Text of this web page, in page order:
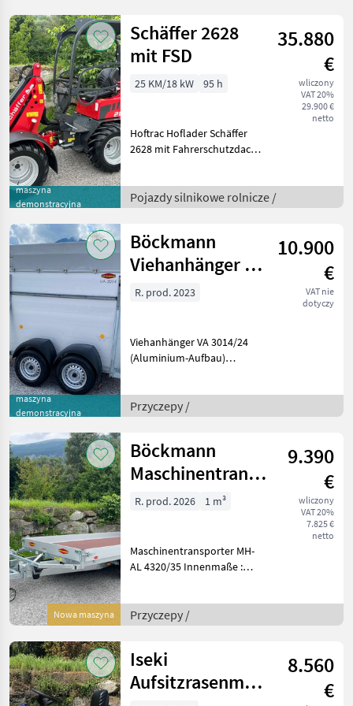
maszyna
demonstracyjna
Schäffer 2628
mit FSD
35.880
€
wliczony
VAT 20%
29.900 €
netto
25 KM/18 kW 95 h
Hoftrac Hoflader Schäffer
2628 mit Fahrerschutzdach
25 PS + Heckgewicht
Endplatte + Zulässige
Pojazdy silnikowe rolnicze /
maszyna
demonstracyjna
Böckmann
Viehanhänger VA
3014/24 2400kg
10.900
€
VAT nie
dotyczy
R. prod. 2023
Viehanhänger VA 3014/24
(Aluminium-Aufbau)
Flügeltür (links
angeschlagen)
Gummibelag (
Przyczepy /
Nowa maszyna
Böckmann
Maschinentransporter
MH 4320/35
9.390
€
wliczony
VAT 20%
7.825 €
netto
R. prod. 2026 1 m³
Maschinentransporter MH-
AL 4320/35 Innenmaße :
Gesamtgewicht 3500kg
Eigengewicht: 917kg
195
Przyczepy /
Iseki
Aufsitzrasenmäher
8.560
€